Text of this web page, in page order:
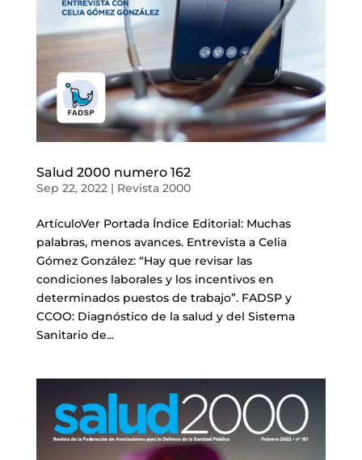
Salud 2000 numero 162
Sep 22, 2022| Revista 2000
ArtículoVer Portada Índice Editorial: Muchas
palabras, menos avances. Entrevista a Celia
Gómez González: “Hay que revisar las
condiciones laborales y los incentivos en
determinados puestos de trabajo”. FADSP y
CCOO: Diagnóstico de la salud y del Sistema
Sanitario de...